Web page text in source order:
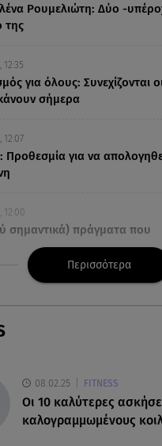
Ρουμελιώτη: Δύο -
της
12:35
για όλους: Συνεχίζονται
σήμερα
12:07
Προθεσμία για να
12:00
σημαντικά) πράγματα που
οι διακοπές για τη
Ράγισαν καρδιές στο
T03: Τώρα με 16.190 ευρώ
Περισσότερα
08.02.25 FITNESS
Oι 10 καλύτερες
καλογραμμωμένους